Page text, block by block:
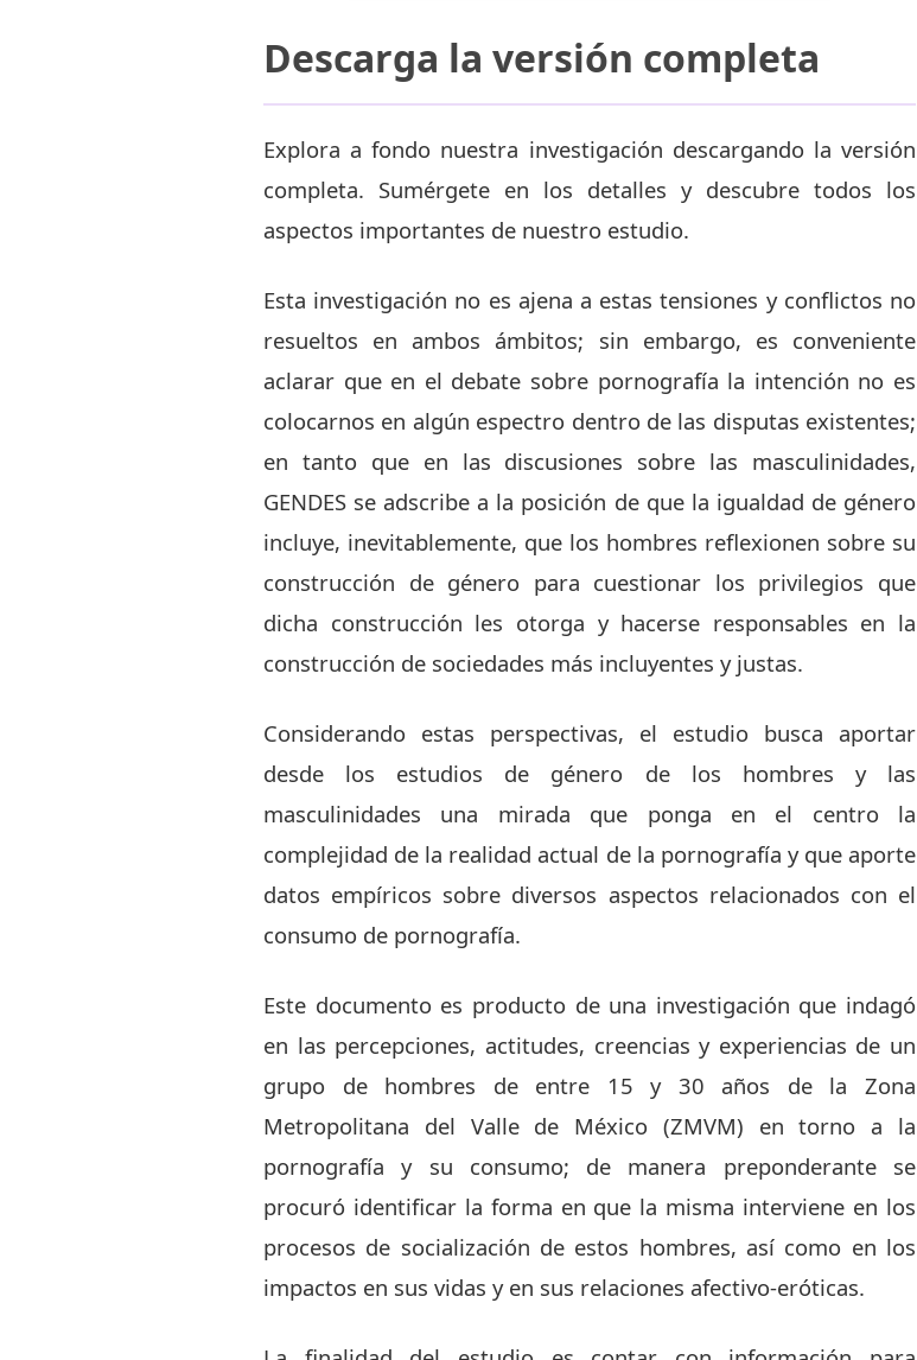
Descarga la versión completa
Explora a fondo nuestra investigación descargando la versión
completa. Sumérgete en los detalles y descubre todos los
aspectos importantes de nuestro estudio.
Esta investigación no es ajena a estas tensiones y conflictos no
resueltos en ambos ámbitos; sin embargo, es conveniente
aclarar que en el debate sobre pornografía la intención no es
colocarnos en algún espectro dentro de las disputas existentes;
en tanto que en las discusiones sobre las masculinidades,
GENDES se adscribe a la posición de que la igualdad de género
incluye, inevitablemente, que los hombres reflexionen sobre su
construcción de género para cuestionar los privilegios que
dicha construcción les otorga y hacerse responsables en la
construcción de sociedades más incluyentes y justas.
Considerando estas perspectivas, el estudio busca aportar
desde los estudios de género de los hombres y las
masculinidades una mirada que ponga en el centro la
complejidad de la realidad actual de la pornografía y que aporte
datos empíricos sobre diversos aspectos relacionados con el
consumo de pornografía.
Este documento es producto de una investigación que indagó
en las percepciones, actitudes, creencias y experiencias de un
grupo de hombres de entre 15 y 30 años de la Zona
Metropolitana del Valle de México (ZMVM) en torno a la
pornografía y su consumo; de manera preponderante se
procuró identificar la forma en que la misma interviene en los
procesos de socialización de estos hombres, así como en los
impactos en sus vidas y en sus relaciones afectivo-eróticas.